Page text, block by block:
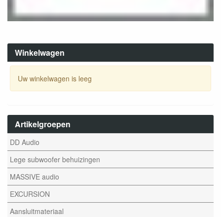
Winkelwagen
Uw winkelwagen is leeg
Artikelgroepen
DD Audio
Lege subwoofer behuizingen
MASSIVE audio
EXCURSION
Aansluitmateriaal